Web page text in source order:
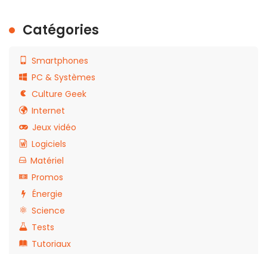
Catégories
Smartphones
PC & Systèmes
Culture Geek
Internet
Jeux vidéo
Logiciels
Matériel
Promos
Énergie
Science
Tests
Tutoriaux